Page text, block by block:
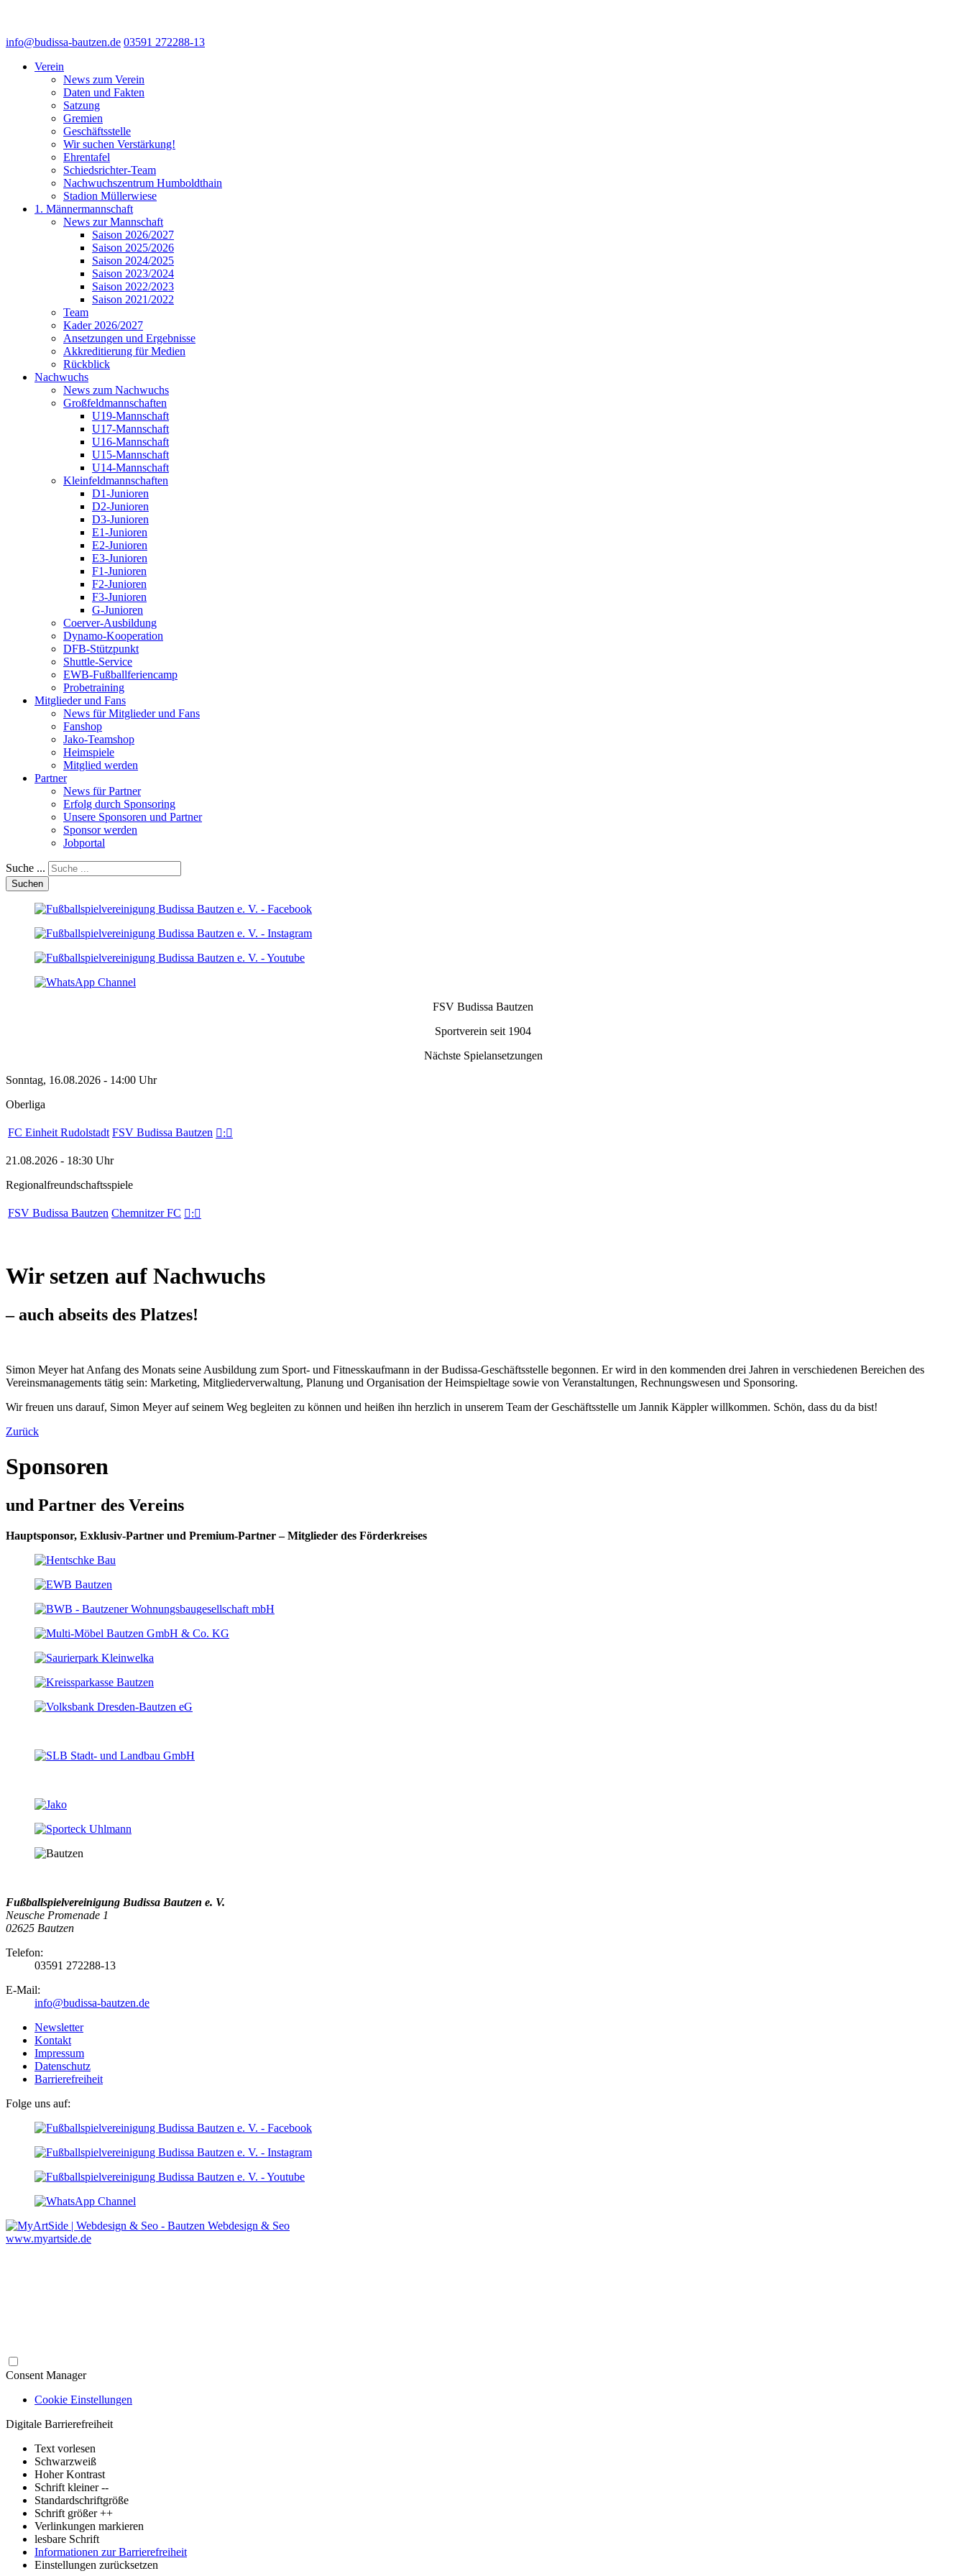
info@budissa-bautzen.de 03591 272288-13
Verein
News zum Verein
Daten und Fakten
Satzung
Gremien
Geschäftsstelle
Wir suchen Verstärkung!
Ehrentafel
Schiedsrichter-Team
Nachwuchszentrum Humboldthain
Stadion Müllerwiese
1. Männermannschaft
News zur Mannschaft
Saison 2026/2027
Saison 2025/2026
Saison 2024/2025
Saison 2023/2024
Saison 2022/2023
Saison 2021/2022
Team
Kader 2026/2027
Ansetzungen und Ergebnisse
Akkreditierung für Medien
Rückblick
Nachwuchs
News zum Nachwuchs
Großfeldmannschaften
U19-Mannschaft
U17-Mannschaft
U16-Mannschaft
U15-Mannschaft
U14-Mannschaft
Kleinfeldmannschaften
D1-Junioren
D2-Junioren
D3-Junioren
E1-Junioren
E2-Junioren
E3-Junioren
F1-Junioren
F2-Junioren
F3-Junioren
G-Junioren
Coerver-Ausbildung
Dynamo-Kooperation
DFB-Stützpunkt
Shuttle-Service
EWB-Fußballferiencamp
Probetraining
Mitglieder und Fans
News für Mitglieder und Fans
Fanshop
Jako-Teamshop
Heimspiele
Mitglied werden
Partner
News für Partner
Erfolg durch Sponsoring
Unsere Sponsoren und Partner
Sponsor werden
Jobportal
Suche ...
Suchen
FSV Budissa Bautzen
Sportverein seit 1904
Nächste Spielansetzungen
Sonntag, 16.08.2026 - 14:00 Uhr
Oberliga
FC Einheit Rudolstadt FSV Budissa Bautzen :
21.08.2026 - 18:30 Uhr
Regionalfreundschaftsspiele
FSV Budissa Bautzen Chemnitzer FC :
Wir setzen auf Nachwuchs
– auch abseits des Platzes!
Simon Meyer hat Anfang des Monats seine Ausbildung zum Sport- und Fitnesskaufmann in der Budissa-Geschäftsstelle begonnen. Er wird in den kommenden drei Jahren in verschiedenen Bereichen des
Vereinsmanagements tätig sein: Marketing, Mitgliederverwaltung, Planung und Organisation der Heimspieltage sowie von Veranstaltungen, Rechnungswesen und Sponsoring.
Wir freuen uns darauf, Simon Meyer auf seinem Weg begleiten zu können und heißen ihn herzlich in unserem Team der Geschäftsstelle um Jannik Käppler willkommen. Schön, dass du da bist!
Zurück
Sponsoren
und Partner des Vereins
Hauptsponsor, Exklusiv-Partner und Premium-Partner – Mitglieder des Förderkreises
Fußballspielvereinigung Budissa Bautzen e. V.
Neusche Promenade 1
02625 Bautzen
Telefon:
03591 272288-13
E-Mail:
info@budissa-bautzen.de
Newsletter
Kontakt
Impressum
Datenschutz
Barrierefreiheit
Folge uns auf:
Webdesign & Seo
www.myartside.de
Consent Manager
Cookie Einstellungen
Digitale Barrierefreiheit
Text vorlesen
Schwarzweiß
Hoher Kontrast
Schrift kleiner --
Standardschriftgröße
Schrift größer ++
Verlinkungen markieren
lesbare Schrift
Informationen zur Barrierefreiheit
Einstellungen zurücksetzen